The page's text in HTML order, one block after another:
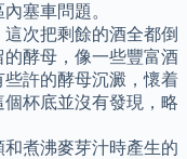
塞車問題。
次把剩餘的酒全都倒
酵母，像一些豐富酒
許的酵母沉澱，懷着
杯底並沒有發現，略
煮沸麥芽汁時產生的